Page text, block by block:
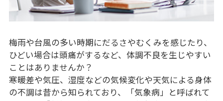
梅雨や台風の多い時期にだるさやむくみを感じたり、
ひどい場合は頭痛がするなど、体調不良を生じやすい
ことはありませんか？
寒暖差や気圧、湿度などの気候変化や天気による身体
の不調は昔から知られており、「気象病」と呼ばれて